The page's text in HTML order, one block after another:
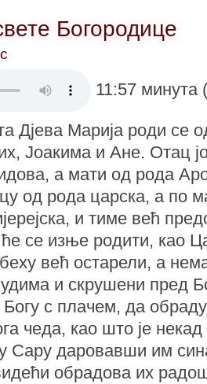
Богородице
11:57
Дjева Марија роди се
Јоакима и Ане. Отац
а мати од рода
од рода царска, а по
и тиме већ
ће се изње родити, као
већ остарели, а
и скрушени пред
с плачем, да
чеда, као што је
Сару даровавши им
обрадова их